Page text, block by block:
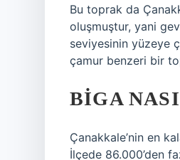
Bu toprak da
oluşmuştur, yani
seviyesinin yüzeye
çamur benzeri bir
BIGA
Çanakkale’nin en
İlçede 86.000’den